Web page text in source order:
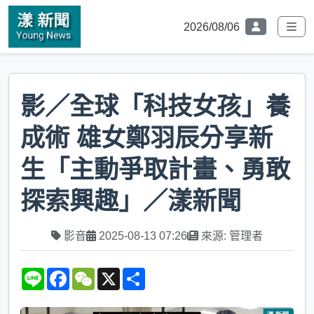
2026/08/06
影／全球「科技女孩」養
成術 雄女鄭羽辰分享新
生「主動爭取計畫、勇敢
探索興趣」／漾新聞
影音 2025-08-13 07:26 來源: 管理者
L
e
F
e
W
h
X
r